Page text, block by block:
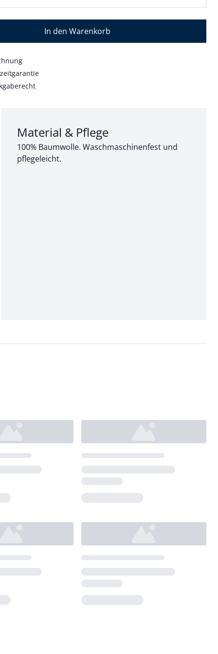
In den Warenkorb
Abschnitt 3 von 3:
Material & Pflege
100% Baumwolle. Waschmaschinenfest und
pflegeleicht.